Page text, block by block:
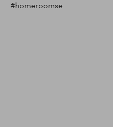
#homeroomse